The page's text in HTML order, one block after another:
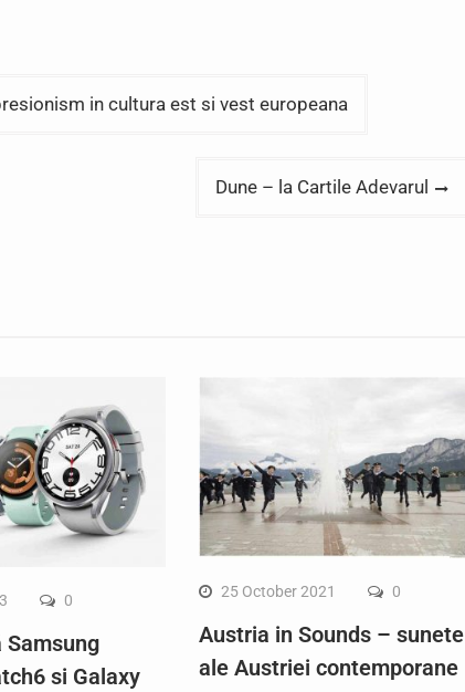
in cultura est si vest europeana
Dune – la Cartile Adevarul
0
Samsung
si Galaxy
25 October 2021 0
Austria in Sounds – sunete
ale Austriei contemporane